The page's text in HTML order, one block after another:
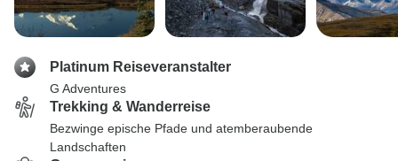
Platinum Reiseveranstalter
G Adventures
Trekking & Wanderreise
Bezwinge epische Pfade und atemberaubende
Landschaften